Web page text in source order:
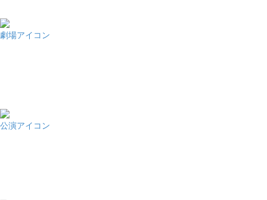
劇場アイコン
公演アイコン